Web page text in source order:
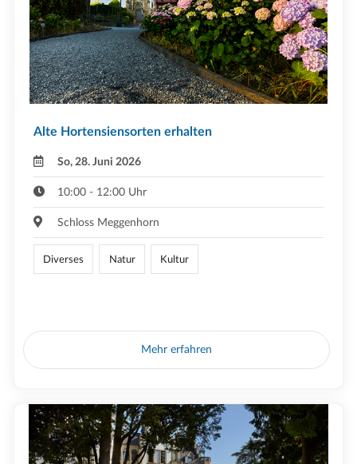
Alte Hortensiensorten erhalten
So, 28. Juni 2026
10:00 - 12:00 Uhr
Schloss Meggenhorn
Diverses Natur Kultur
Mehr erfahren